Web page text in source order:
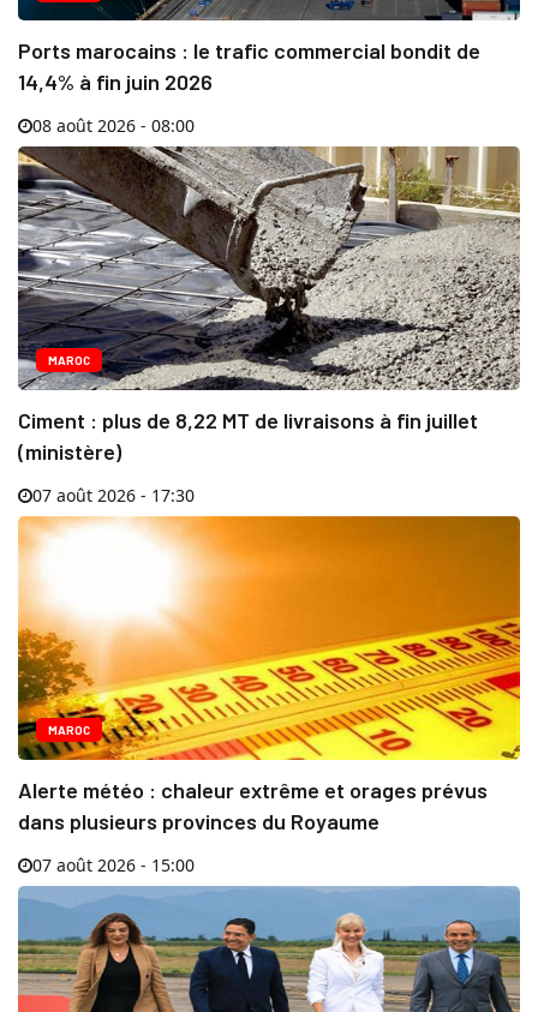
Ports marocains : le trafic commercial bondit de
14,4% à fin juin 2026
08 août 2026 - 08:00
MAROC
Ciment : plus de 8,22 MT de livraisons à fin juillet
(ministère)
07 août 2026 - 17:30
MAROC
Alerte météo : chaleur extrême et orages prévus
dans plusieurs provinces du Royaume
07 août 2026 - 15:00